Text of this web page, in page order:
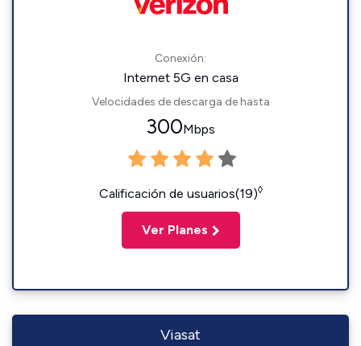
Conexión:
Internet 5G en casa
Velocidades de descarga de hasta
300Mbps
Calificación de usuarios(19)◊
Ver Planes
Viasat